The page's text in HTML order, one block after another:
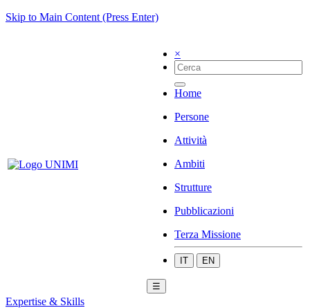
Skip to Main Content (Press Enter)
×
Home
Persone
Attività
Ambiti
Strutture
Pubblicazioni
Terza Missione
IT EN
☰
Expertise & Skills